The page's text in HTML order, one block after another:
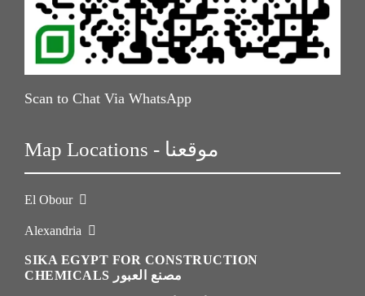
Scan to Chat Via WhatsApp
Map Locations - موقعنا
El Obour
Alexandria
SIKA EGYPT FOR CONSTRUCTION
CHEMICALS مصنع العبور